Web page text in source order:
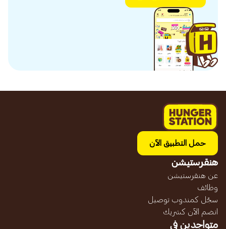
حمل التطبيق الآن
هنقرستيشن
عن هنقرستيشن
وظائف
سجّل كمندوب توصيل
انضم الآن كشريك
متواجدين في